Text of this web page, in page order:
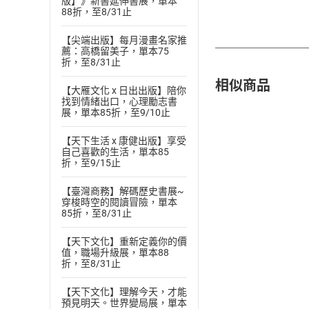
88折，至8/31止
【尖端出版】每月漫畫名家推
薦：高橋留美子，單本75
折，至8/31止
【大雁文化 x 日出出版】陪你
找到情緒出口，心理勵志書
展，單本85折，至9/10止
【天下生活 x 康健出版】享受
自己喜歡的生活，單本85
折，至9/15止
【臺灣商務】解碼歷史書展~
穿梭時空的閱讀冒險，單本
85折，至8/31止
【天下文化】重新定義你的價
值，職場升級展，單本88
折，至8/31止
【天下文化】理解今天，才能
預見明天。世界變局展，單本
相似商品